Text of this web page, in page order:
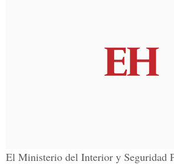
El Ministerio del Interior y Seguridad